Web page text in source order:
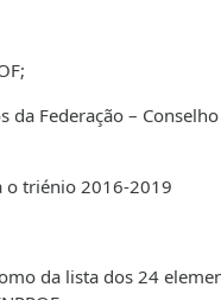
da Federação – Conselho
o triénio 2016-2019
da lista dos 24